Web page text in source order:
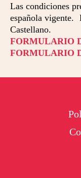
Las condiciones
española vigente.
Castellano.
FORMULARIO
FORMULARIO